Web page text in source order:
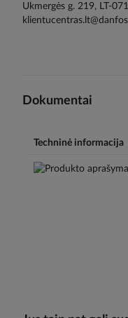
Ukmergės g. 219, LT-
Dokumentai
Techninė informacija